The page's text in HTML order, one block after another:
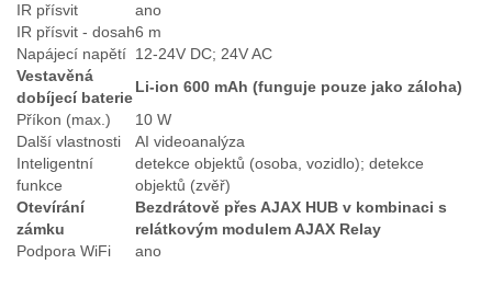
IR přísvit
ano
IR přísvit - dosah6 m
Napájecí napětí 12-24V DC; 24V AC
Vestavěná
dobíjecí baterie
Li-ion 600 mAh (funguje pouze jako záloha)
Příkon (max.)
10 W
Další vlastnosti
AI videoanalýza
Inteligentní
funkce
detekce objektů (osoba, vozidlo); detekce
objektů (zvěř)
Otevírání
zámku
Bezdrátově přes AJAX HUB v kombinaci s
relátkovým modulem AJAX Relay
Podpora WiFi
ano